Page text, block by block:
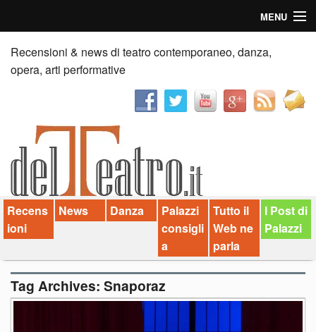
MENU
Home
Recensioni
News
Palazzi consiglia
Video
Chi siamo
Contatti
Recensioni & news di teatro contemporaneo, danza,
opera, arti performative
Recens
ioni
News Danza
Palazzi
consigli
a
Tutto il
Web ne
parla
I Post di
Palazzi
Tag Archives: Snaporaz